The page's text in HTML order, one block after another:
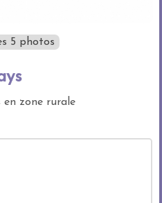
5 photos
zone rurale